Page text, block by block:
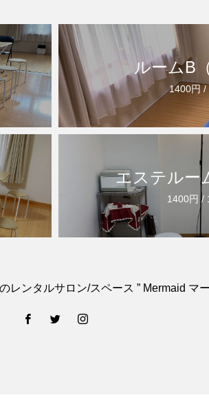
ルームB
1400円 /
エステルー
1400円 /
レンタルサロン/スペース ” Mermaid マ